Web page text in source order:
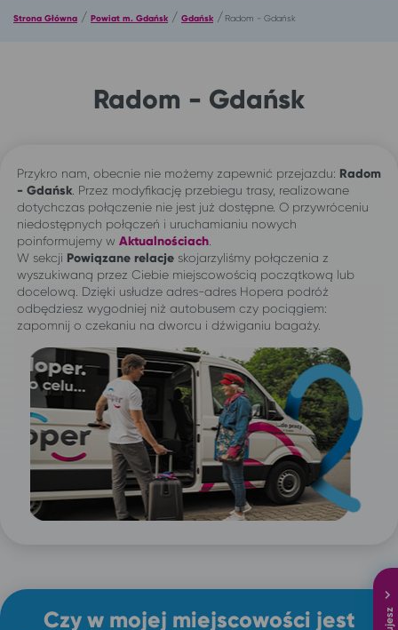
Strona Główna / Powiat m. Gdańsk / Gdańsk /Radom - Gdańsk
Radom - Gdańsk
Przykro nam, obecnie nie możemy zapewnić przejazdu: Radom
- Gdańsk . Przez modyfikację przebiegu trasy, realizowane
dotychczas połączenie nie jest już dostępne. O przywróceniu
niedostępnych połączeń i uruchamianiu nowych
poinformujemy w Aktualnościach
W sekcji Powiązane relacje skojarzyliśmy połączenia z
wyszukiwaną przez Ciebie miejscowością początkową lub
docelową. Dzięki usłudze adres-adres Hopera podróż
odbędziesz wygodniej niż autobusem czy pociągiem:
zapomnij o czekaniu na dworcu i dźwiganiu bagaży.
Czy w mojej miejscowości jest